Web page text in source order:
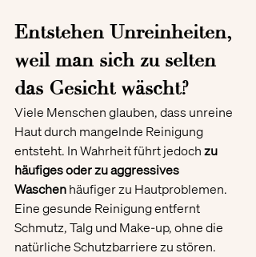
Entstehen Unreinheiten,
weil man sich zu selten
das Gesicht wäscht?
Viele Menschen glauben, dass unreine
Haut durch mangelnde Reinigung
entsteht. In Wahrheit führt jedoch zu
häufiges oder zu aggressives
Waschen häufiger zu Hautproblemen.
Eine gesunde Reinigung entfernt
Schmutz, Talg und Make-up, ohne die
natürliche Schutzbarriere zu stören.